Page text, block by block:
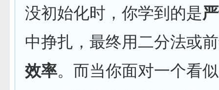
没初始化时，你学到的是
中挣扎，最终用二分法或
效率。而当你面对一个看